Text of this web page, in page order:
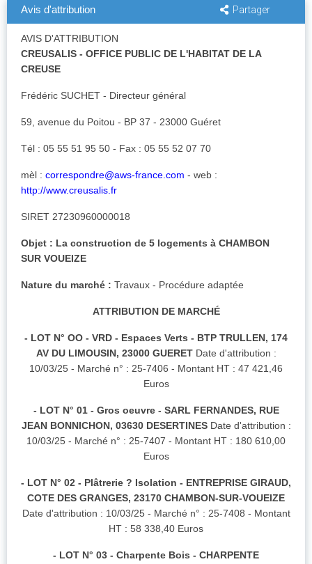
Avis d'attribution Partager
AVIS D'ATTRIBUTION
CREUSALIS - OFFICE PUBLIC DE L'HABITAT DE LA
CREUSE
Frédéric SUCHET - Directeur général
59, avenue du Poitou - BP 37 - 23000 Guéret
Tél : 05 55 51 95 50 - Fax : 05 55 52 07 70
mèl : correspondre@aws-france.com - web :
http://www.creusalis.fr
SIRET 27230960000018
Objet : La construction de 5 logements à CHAMBON
SUR VOUEIZE
Nature du marché : Travaux - Procédure adaptée
ATTRIBUTION DE MARCHÉ
- LOT N° OO - VRD - Espaces Verts - BTP TRULLEN, 174
AV DU LIMOUSIN, 23000 GUERET Date d'attribution :
10/03/25 - Marché n° : 25-7406 - Montant HT : 47 421,46
Euros
- LOT N° 01 - Gros oeuvre - SARL FERNANDES, RUE
JEAN BONNICHON, 03630 DESERTINES Date d'attribution :
10/03/25 - Marché n° : 25-7407 - Montant HT : 180 610,00
Euros
- LOT N° 02 - Plâtrerie ? Isolation - ENTREPRISE GIRAUD,
COTE DES GRANGES, 23170 CHAMBON-SUR-VOUEIZE
Date d'attribution : 10/03/25 - Marché n° : 25-7408 - Montant
HT : 58 338,40 Euros
- LOT N° 03 - Charpente Bois - CHARPENTE